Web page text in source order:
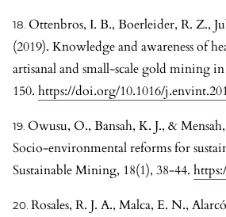
Ottenbros, I. B., Boerleider, R. Z.,
(2019). Knowledge and awareness of
artisanal and small-scale gold mining
150.https://doi.org/10.1016/
Owusu, O., Bansah, K. J., &
Socio-environmental reforms for
Sustainable Mining, 18(1), 38-44.
Rosales, R. J. A., Malca, E. N.,